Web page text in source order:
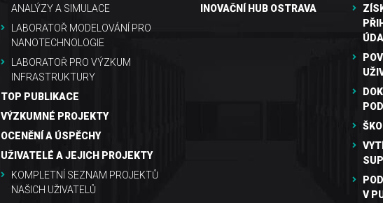
ANALÝZY A SIMULACE
LABORATOŘ MODELOVÁNÍ PRO
NANOTECHNOLOGIE
LABORATOŘ PRO VÝZKUM
INFRASTRUKTURY
TOP PUBLIKACE
VÝZKUMNÉ PROJEKTY
OCENĚNÍ A ÚSPĚCHY
UŽIVATELÉ A JEJICH PROJEKTY
KOMPLETNÍ SEZNAM PROJEKTŮ
NAŠICH UŽIVATELŮ
INOVAČNÍ HUB OSTRAVA
V